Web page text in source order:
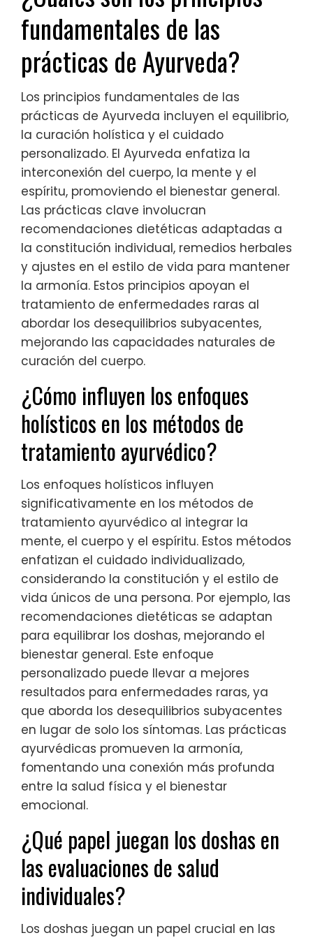
fundamentales de las
prácticas de Ayurveda?
Los principios fundamentales de las
prácticas de Ayurveda incluyen el equilibrio,
la curación holística y el cuidado
personalizado. El Ayurveda enfatiza la
interconexión del cuerpo, la mente y el
espíritu, promoviendo el bienestar general.
Las prácticas clave involucran
recomendaciones dietéticas adaptadas a
la constitución individual, remedios herbales
y ajustes en el estilo de vida para mantener
la armonía. Estos principios apoyan el
tratamiento de enfermedades raras al
abordar los desequilibrios subyacentes,
mejorando las capacidades naturales de
curación del cuerpo.
¿Cómo influyen los enfoques
holísticos en los métodos de
tratamiento ayurvédico?
Los enfoques holísticos influyen
significativamente en los métodos de
tratamiento ayurvédico al integrar la
mente, el cuerpo y el espíritu. Estos métodos
enfatizan el cuidado individualizado,
considerando la constitución y el estilo de
vida únicos de una persona. Por ejemplo, las
recomendaciones dietéticas se adaptan
para equilibrar los doshas, mejorando el
bienestar general. Este enfoque
personalizado puede llevar a mejores
resultados para enfermedades raras, ya
que aborda los desequilibrios subyacentes
en lugar de solo los síntomas. Las prácticas
ayurvédicas promueven la armonía,
fomentando una conexión más profunda
entre la salud física y el bienestar
emocional.
¿Qué papel juegan los doshas en
las evaluaciones de salud
individuales?
Los doshas juegan un papel crucial en las